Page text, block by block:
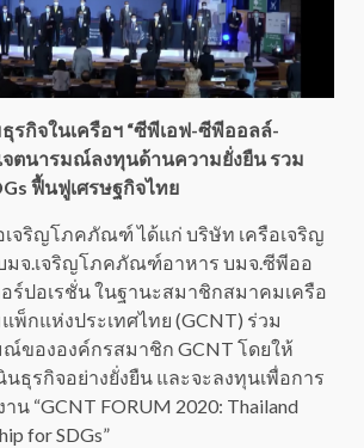
รกิจในเครือฯ “ซีพีเอฟ-ซีพีออลล์-
จตนารมณ์ลงทุนด้านความยั่งยืน รวม
ฟื้นฟูเศรษฐกิจไทย
เจริญโภคภัณฑ์ ได้แก่ บริษัท เครือเจริญ
จ.เจริญโภคภัณฑ์อาหาร บมจ.ซีพีออ
ร์ปอเรชั่น ในฐานะสมาชิกสมาคมเครือ
กแห่งประเทศไทย (GCNT) ร่วม
ณ์ขององค์กรสมาชิก GCNT โดยให้
ธุรกิจอย่างยั่งยืน และจะลงทุนเพื่อการ
“GCNT FORUM 2020: Thailand
for SDGs”